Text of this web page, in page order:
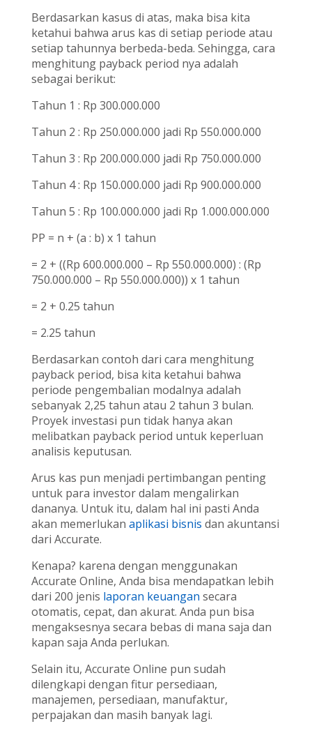
Berdasarkan kasus di atas, maka bisa kita
ketahui bahwa arus kas di setiap periode atau
setiap tahunnya berbeda-beda. Sehingga, cara
menghitung payback period nya adalah
sebagai berikut:
Tahun 1 : Rp 300.000.000
Tahun 2 : Rp 250.000.000 jadi Rp 550.000.000
Tahun 3 : Rp 200.000.000 jadi Rp 750.000.000
Tahun 4 : Rp 150.000.000 jadi Rp 900.000.000
Tahun 5 : Rp 100.000.000 jadi Rp 1.000.000.000
PP = n + (a : b) x 1 tahun
= 2 + ((Rp 600.000.000 – Rp 550.000.000) : (Rp
750.000.000 – Rp 550.000.000)) x 1 tahun
= 2 + 0.25 tahun
= 2.25 tahun
Berdasarkan contoh dari cara menghitung
payback period, bisa kita ketahui bahwa
periode pengembalian modalnya adalah
sebanyak 2,25 tahun atau 2 tahun 3 bulan.
Proyek investasi pun tidak hanya akan
melibatkan payback period untuk keperluan
analisis keputusan.
Arus kas pun menjadi pertimbangan penting
untuk para investor dalam mengalirkan
dananya. Untuk itu, dalam hal ini pasti Anda
akan memerlukan aplikasi bisnis dan akuntansi
dari Accurate.
Kenapa? karena dengan menggunakan
Accurate Online, Anda bisa mendapatkan lebih
dari 200 jenis laporan keuangan secara
otomatis, cepat, dan akurat. Anda pun bisa
mengaksesnya secara bebas di mana saja dan
kapan saja Anda perlukan.
Selain itu, Accurate Online pun sudah
dilengkapi dengan fitur persediaan,
manajemen, persediaan, manufaktur,
perpajakan dan masih banyak lagi.